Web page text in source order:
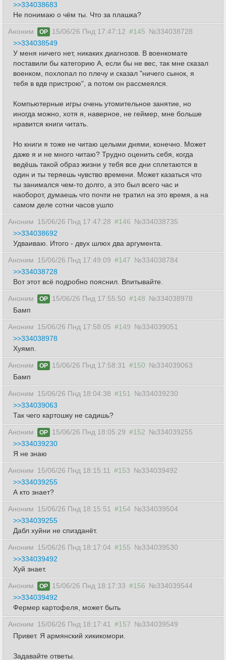
>>334038683
Не понимаю о чём ты. Что за плашка?
Аноним OP 15/06/26 Пнд 17:47:12 #145 №334038728
>>334038549
У меня ничего нет, никаких диагнозов. В военкомате
поставили бы категорию А, если бы не вес, так мне сказал
военком, похлопал по плечу и сказал "ничего сынок, я
тебя в вдв пристрою", а потом он рассмеялся.
Компьютерные игры очень утомительное занятие, но
иногда можно, хотя я, наверное, не геймер, мне больше
нравится книги читать.
Но книги я тоже не читаю целыми днями, конечно. Может
даже я и не много читаю? Трудно оценить себя, когда
ведёшь такой образ жизни у тебя все дни сплетаются в
один и ты теряешь чувство времени. Может казаться что
ты занимался чем-то долго, а это был всего час и
наоборот, думаешь что почти не тратил на это время, а на
самом деле сотни часов ушло
Аноним 15/06/26 Пнд 17:47:28 #146 №334038735
>>334038692
Удваиваю. Итого - двух шлюх два аргумента.
Аноним 15/06/26 Пнд 17:49:09 #147 №334038784
>>334038728
Вот этот всё подробно пояснил. Впитывайте.
Аноним OP 15/06/26 Пнд 17:55:50 #148 №334038978
Бамп
Аноним 15/06/26 Пнд 17:58:05 #149 №334039051
>>334038978
Хуямп.
Аноним OP 15/06/26 Пнд 17:58:31 #150 №334039063
Бамп
Аноним 15/06/26 Пнд 18:04:38 #151
№334039230
>>334039063
Так чего картошку не садишь?
Аноним OP 15/06/26 Пнд 18:05:29 #152 №334039255
>>334039230
Я не знаю
Аноним 15/06/26 Пнд 18:15:11 #153 №334039492
>>334039255
А кто знает?
Аноним 15/06/26 Пнд 18:15:51 #154 №334039504
>>334039255
Дабл хуйни не спизданёт.
Аноним 15/06/26 Пнд 18:17:04 #155 №334039530
>>334039492
Хуй знает.
Аноним OP 15/06/26 Пнд 18:17:33 #156 №334039544
>>334039492
Фермер картофеля, может быть
Аноним 15/06/26 Пнд 18:17:41 #157 №334039549
Привет. Я армянский хикикомори.
Задавайте ответы.